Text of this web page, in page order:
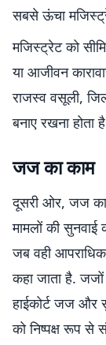
सबसे ऊंचा
मजिस्ट्रेट को
या आजीवन
राजस्व वसूली,
बनाए रखना होता
जज का काम
दूसरी ओर, जज का
मामलों की
जब वही
कहा जाता है.
हाईकोर्ट जज और
को निष्पक्ष रूप से